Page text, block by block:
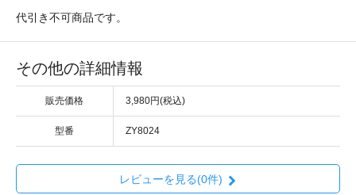
代引き不可商品です。
その他の詳細情報
販売価格 3,980円(税込)
型番 ZY8024
レビューを見る(0件)